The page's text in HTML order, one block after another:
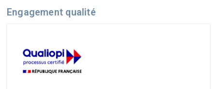
Engagement qualité